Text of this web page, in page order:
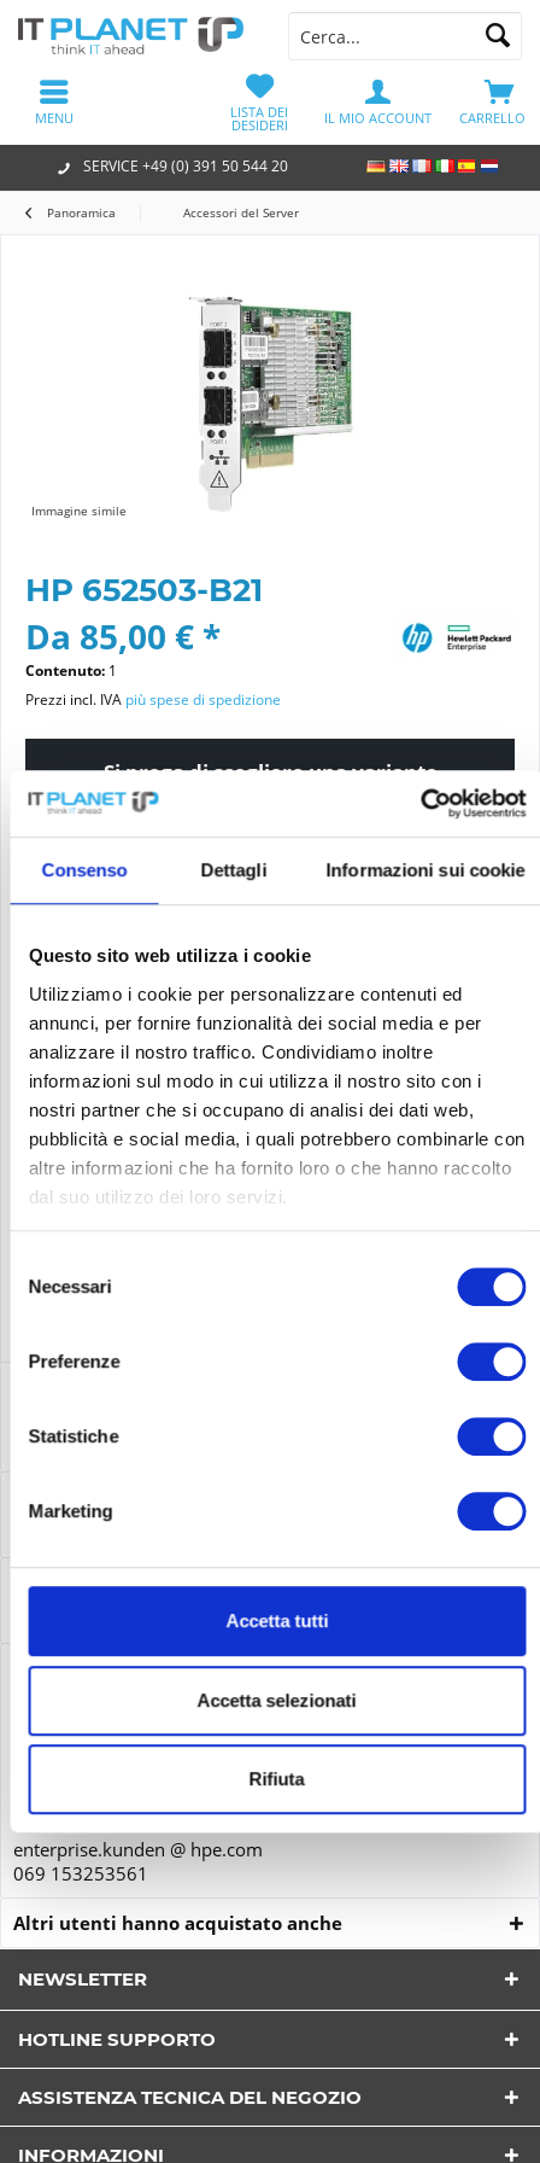
Consenso Dettagli Informazioni sui cookie
Questo sito web utilizza i cookie
Utilizziamo i cookie per personalizzare contenuti ed
annunci, per fornire funzionalità dei social media e per
analizzare il nostro traffico. Condividiamo inoltre
informazioni sul modo in cui utilizza il nostro sito con i
nostri partner che si occupano di analisi dei dati web,
pubblicità e social media, i quali potrebbero combinarle con
altre informazioni che ha fornito loro o che hanno raccolto
dal suo utilizzo dei loro servizi.
delNecessari
Preferenze
Statistiche
Marketing
Accetta tutti
Accetta selezionati
Rifiuta
SERVICE +49 (0) 391 50 544 20
CARRELLO
LISTA DEI
DESIDERI IL MIO ACCOUNT
MENU
Panoramica Accessori del Server
Immagine simile
HP 652503-B21
Da 85,00 € *
Contenuto: 1
Prezzi incl. IVA più spese di spedizione
Si prega di scegliere una variante
Condizioni dell'articolo
Aggiungi al carrello
PREZZO RICHIESTO
Ricorda Richiedi offerta per articolo
Produttore n. 652503-B21
652503-B21 | Benötigen Sie einen 10-Gbit-Ethernet-Adapter,
der hohe Leistung bei geringem...
Service
Sicurezza del prodotto
Hewlett-Packard GmbH
Herrenberger Str. 140
Deutschland
enterprise.kunden @ hpe.com
069 153253561
Altri utenti hanno acquistato anche
NEWSLETTER
HOTLINE SUPPORTO
ASSISTENZA TECNICA DEL NEGOZIO
INFORMAZIONI